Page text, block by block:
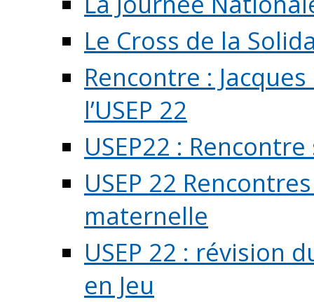
Le Cross de la
Rencontre :
l’USEP 22
USEP22 :
USEP 22
maternelle
USEP 22 : révision
en Jeu